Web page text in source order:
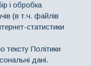
і обробка
(в т.ч. файлів
статистики
тексту Політики
дані.